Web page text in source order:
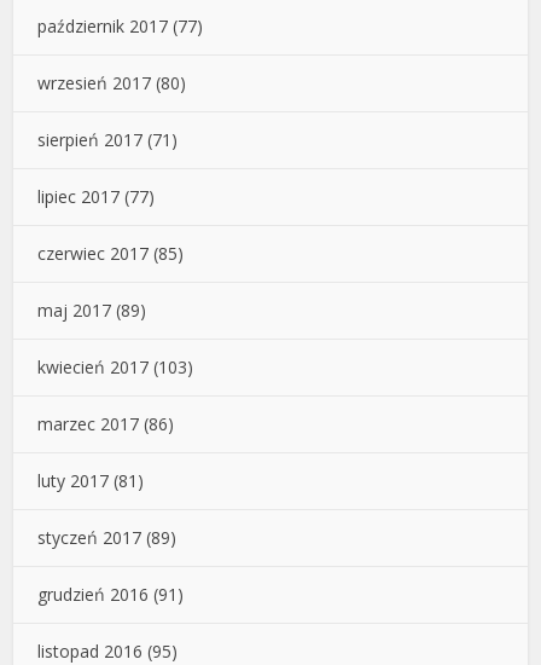
październik 2017 (77)
wrzesień 2017 (80)
sierpień 2017 (71)
lipiec 2017 (77)
czerwiec 2017 (85)
maj 2017 (89)
kwiecień 2017 (103)
marzec 2017 (86)
luty 2017 (81)
styczeń 2017 (89)
grudzień 2016 (91)
listopad 2016 (95)